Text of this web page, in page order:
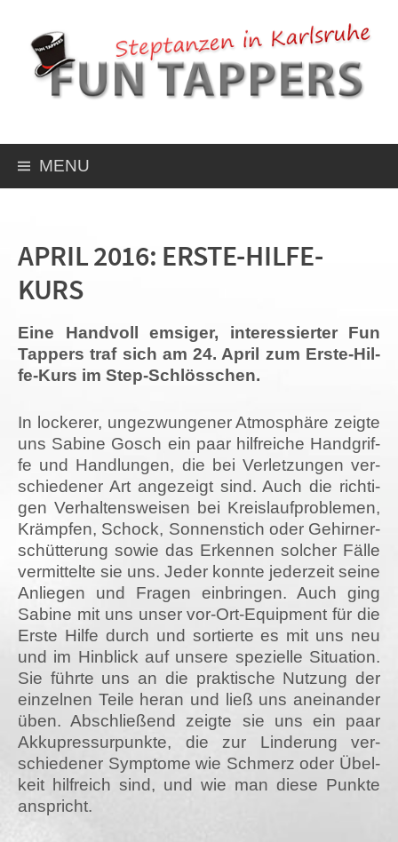
MENU
APRIL 2016: ERSTE-HILFE-
KURS
Eine Hand­voll emsi­ger, inter­es­sier­ter Fun
Tap­pers traf sich am 24. April zum Ers­te-Hil­
fe-Kurs im Step-Schlösschen.
In locke­rer, unge­zwun­ge­ner Atmo­sphä­re zeig­te
uns Sabi­ne Gosch ein paar hilf­rei­che Hand­grif­
fe und Hand­lun­gen, die bei Ver­let­zun­gen ver­
schie­de­ner Art ange­zeigt sind. Auch die rich­ti­
gen Ver­hal­tens­wei­sen bei Kreis­lauf­pro­ble­men,
Krämp­fen, Schock, Son­nen­stich oder Gehirn­er­
schüt­te­rung sowie das Erken­nen sol­cher Fäl­le
ver­mit­tel­te sie uns. Jeder konn­te jeder­zeit sei­ne
Anlie­gen und Fra­gen ein­brin­gen. Auch ging
Sabi­ne mit uns unser vor-Ort-Equip­ment für die
Ers­te Hil­fe durch und sor­tier­te es mit uns neu
und im Hin­blick auf unse­re spe­zi­el­le Situa­ti­on.
Sie führ­te uns an die prak­ti­sche Nut­zung der
ein­zel­nen Tei­le her­an und ließ uns anein­an­der
üben. Abschlie­ßend zeig­te sie uns ein paar
Akku­pres­sur­punk­te, die zur Lin­de­rung ver­
schie­de­ner Sym­pto­me wie Schmerz oder Übel­
keit hilf­reich sind, und wie man die­se Punk­te
anspricht.